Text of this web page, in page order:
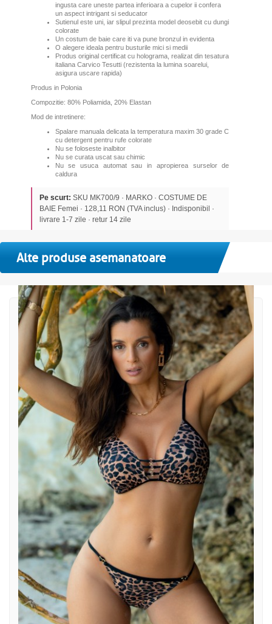
ingusta care uneste partea inferioara a cupelor ii confera
un aspect intrigant si seducator
Sutienul este uni, iar slipul prezinta model deosebit cu dungi
colorate
Un costum de baie care iti va pune bronzul in evidenta
O alegere ideala pentru busturile mici si medii
Produs original certificat cu holograma, realizat din tesatura
italiana Carvico Tesutti (rezistenta la lumina soarelui,
asigura uscare rapida)
Produs in Polonia
Compozitie: 80% Poliamida, 20% Elastan
Mod de intretinere:
Spalare manuala delicata la temperatura maxim 30 grade C
cu detergent pentru rufe colorate
Nu se foloseste inalbitor
Nu se curata uscat sau chimic
Nu se usuca automat sau in apropierea surselor de
caldura
Pe scurt: SKU MK700/9 · MARKO · COSTUME DE
BAIE Femei · 128,11 RON (TVA inclus) · Indisponibil ·
livrare 1-7 zile · retur 14 zile
Alte produse asemanatoare